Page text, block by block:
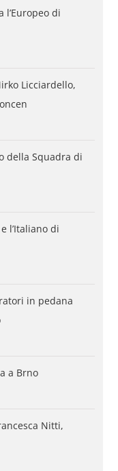
l’Europeo di
Licciardello,
della Squadra di
l’Italiano di
in pedana
a Brno
Nitti,